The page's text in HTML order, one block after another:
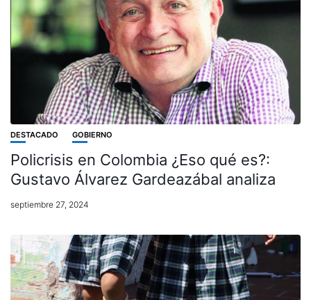
DESTACADO GOBIERNO
Policrisis en Colombia ¿Eso qué es?:
Gustavo Álvarez Gardeazábal analiza
septiembre 27, 2024